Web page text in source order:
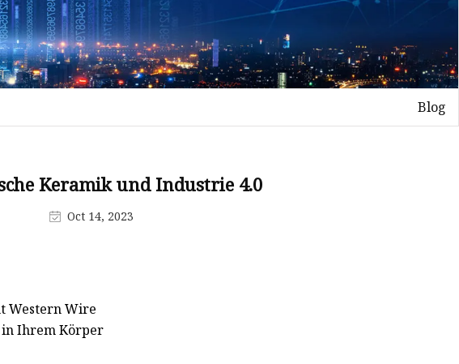
Blog
Keramik und Industrie 4.0
Oct 14, 2023
Western Wire
in Ihrem Körper